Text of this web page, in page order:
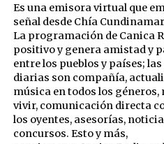
Es una emisora virtual que
señal desde Chía
La programación de Canica
positivo y genera amistad y
entre los pueblos y países;
diarias son compañía,
música en todos los
vivir, comunicación directa
los oyentes, asesorías,
concursos. Esto y más,